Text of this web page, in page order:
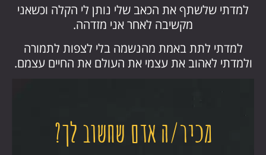
למדתי שלשתף את הכאב שלי נותן לי הקלה וכשאני
מקשיבה לאחר אני מזדהה.
למדתי לתת באמת מהנשמה בלי לצפות לתמורה
ולמדתי לאהוב את עצמי את העולם את החיים עצמם.
מכיר/ה אדם שחשוב לך?